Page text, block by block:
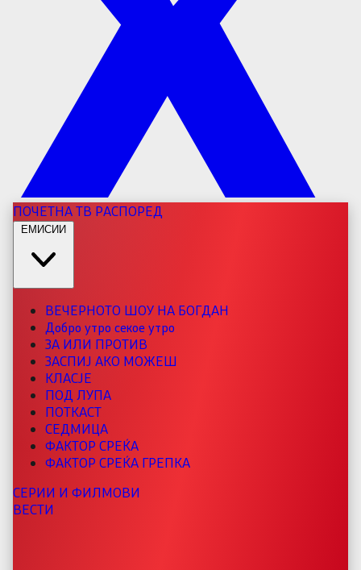
ПОЧЕТНАТВ РАСПОРЕД
ЕМИСИИ
ВЕЧЕРНОТО ШОУ НА БОГДАН
Добро утро секое утро
ЗА ИЛИ ПРОТИВ
ЗАСПИЈ АКО МОЖЕШ
КЛАСЈЕ
ПОД ЛУПА
ПОТКАСТ
СЕДМИЦА
ФАКТОР СРЕЌА
ФАКТОР СРЕЌА ГРЕПКА
СЕРИИ И ФИЛМОВИ
ВЕСТИ